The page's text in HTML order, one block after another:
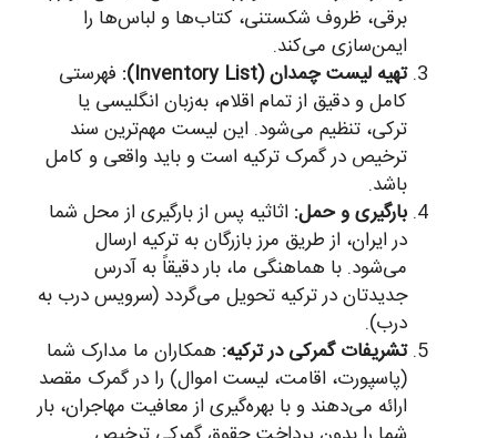
برقی، ظروف شکستنی، کتاب‌ها و لباس‌ها را
ایمن‌سازی می‌کند.
تهیه لیست چمدان (Inventory List):
فهرستی
کامل و دقیق از تمام اقلام، به‌زبان انگلیسی یا
ترکی، تنظیم می‌شود. این لیست مهم‌ترین سند
ترخیص در گمرک ترکیه است و باید واقعی و کامل
باشد.
بارگیری و حمل: اثاثیه پس از بارگیری از محل شما
در ایران، از طریق مرز بازرگان به ترکیه ارسال
می‌شود. با هماهنگی ما، بار دقیقاً به آدرس
جدیدتان در ترکیه تحویل می‌گردد (سرویس درب به
درب).
تشریفات گمرکی در ترکیه: همکاران ما مدارک شما
(پاسپورت، اقامت، لیست اموال) را در گمرک مقصد
ارائه می‌دهند و با بهره‌گیری از معافیت مهاجران، بار